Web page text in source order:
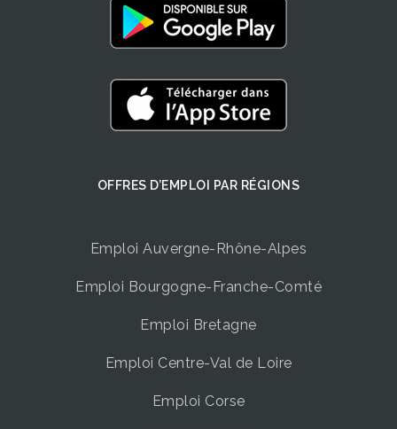
OFFRES D’EMPLOI ​PAR RÉGIONS
Emploi Auvergne-Rhône-Alpes
Emploi Bourgogne-Franche-Comté
Emploi Bretagne
Emploi Centre-Val de Loire
Emploi Corse